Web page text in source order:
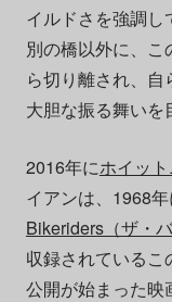
イルドさを強調し
別の橋以外に、
ら切り離され、
大胆な振る舞いを
2016年にホイッ
イアンは、1968
Bikeriders（ザ・
収録されている
公開が始まった映